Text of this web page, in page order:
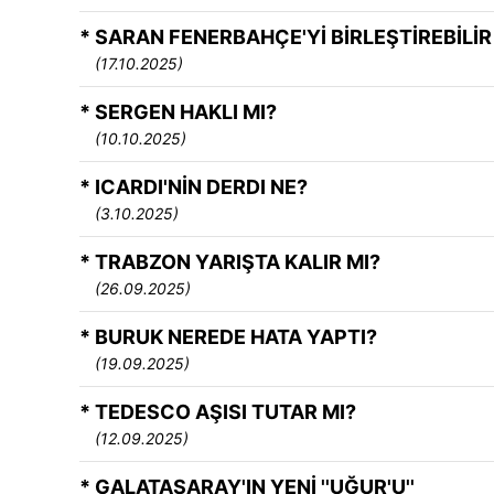
* SARAN FENERBAHÇE'Yİ
(17.10.2025)
* SERGEN HAKLI MI?
(10.10.2025)
* ICARDI'NİN DERDI NE?
(3.10.2025)
* TRABZON YARIŞTA KALIR MI?
(26.09.2025)
* BURUK NEREDE HATA YAPTI?
(19.09.2025)
* TEDESCO AŞISI TUTAR MI?
(12.09.2025)
* GALATASARAY'IN YENİ ''UĞUR'U''